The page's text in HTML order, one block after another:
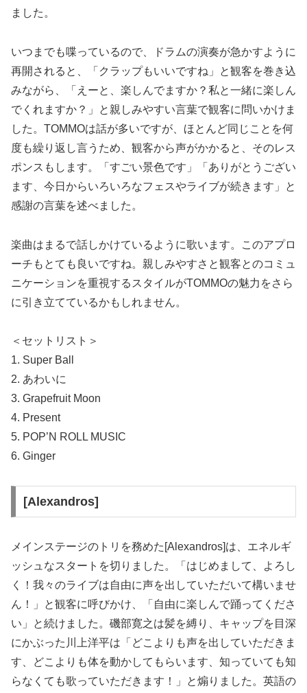
ました。
いつまでも喋っているので、ドラムの演奏が急かすように
再開されると、「クラップもいいですね」と観客を巻き込
みながら、「えーと、楽しんでますか？私と一緒に楽しん
でくれますか？」と親しみやすい言葉で観客に問いかけま
した。TOMMOは話が多いですが、ほとんど同じことを何
度も繰り返し言うため、観客から声がかかると、そのレス
ポンスもします。「すごい景色です」「ありがとうござい
ます、今日からいろいろなフェスやライブが続きます」と
感謝の言葉を述べました。
楽曲はまるで話しかけているように歌います。このアプロ
ーチもとても良いですね。親しみやすさと観客とのコミュ
ニケーションを重視するスタイルがTOMMOの魅力をさら
に引き立てているかもしれません。
＜セットリスト＞
1. Super Ball
2. あわいに
3. Grapefruit Moon
4. Present
5. POP’N ROLL MUSIC
6. Ginger
[Alexandros]
メインステージのトリを務めた[Alexandros]は、エネルギ
ッシュなスタートを切りました。「はじめまして、よろし
く！我々のライブは自由に声を出していただいて構いませ
ん！」と観客に呼びかけ、「自由に楽しんで踊ってくださ
い」と続けました。磯部寛之は髪を縛り、キャップを目深
にかぶった川上洋平は「どこよりも声を出していただきま
す、どこよりも体を動かしてもらいます、知っていても知
らなくても歌っていただきます！」と煽りました。英語の